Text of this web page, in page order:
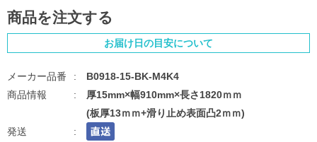
商品を注文する
お届け日の目安について
B0918-15-BK-M4K4
厚15mm×幅910mm×長さ1820ｍｍ
(板厚13ｍｍ+滑り止め表面凸2ｍｍ)